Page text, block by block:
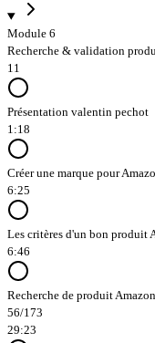
Module 6
Recherche & validation
11
Présentation valentin pechot
1:18
Créer une marque pour
6:25
Les critères d'un bon produit
6:46
Recherche de produit
56/173
29:23